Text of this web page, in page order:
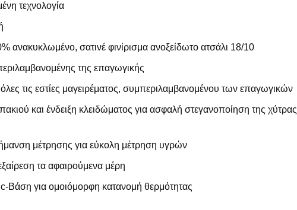
τεχνολογία
ανακυκλωμένο, σατινέ φινίρισμα ανοξείδωτο ατσάλι 18/10
της επαγωγικής
τις εστίες μαγειρέματος, συμπεριλαμβανομένου των επαγωγικών
και ένδειξη κλειδώματος για ασφαλή στεγανοποίηση της χύτρας
μέτρησης για εύκολη μέτρηση υγρών
τα αφαιρούμενα μέρη
Βάση για ομοιόμορφη κατανομή θερμότητας